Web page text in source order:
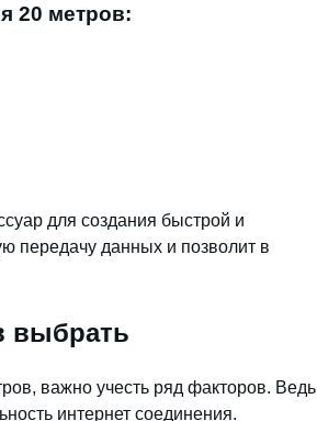
20 метров:
для создания быстрой и
передачу данных и позволит в
выбрать
важно учесть ряд факторов. Ведь
интернет соединения.